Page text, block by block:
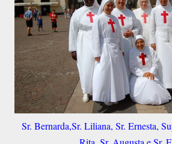
Sr. Bernarda,Sr. Liliana, Sr. Ernesta,